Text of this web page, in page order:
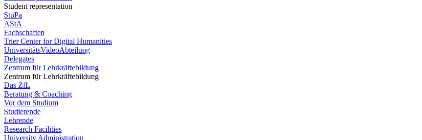
Student representation
StuPa
AStA
Fachschaften
Trier Center for Digital Humanities
UniversitätsVideoAbteilung
Delegates
Zentrum für Lehrkräftebildung
Zentrum für Lehrkräftebildung
Das ZfL
Beratung & Coaching
Vor dem Studium
Studierende
Lehrende
Research Facilities
University Administration